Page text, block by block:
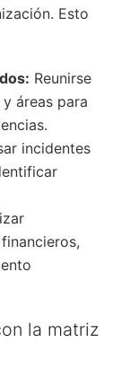
Esto
Reunirse
áreas para
incidentes
la matriz